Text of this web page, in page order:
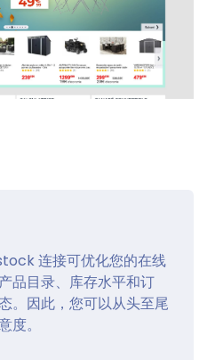
连接可优化您的在线
品目录、库存水平和订
。因此，您可以从头至尾
度。